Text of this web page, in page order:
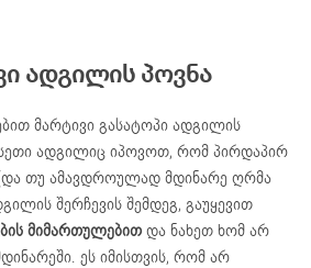
ადგილის პოვნა
მარტივი გასატოპი ადგილის
ადგილიც იპოვოთ, რომ პირდაპირ
თუ ამავდროულად მდინარე ღრმა
შერჩევის შემდეგ, გაუყევით
მიმართულებით და ნახეთ ხომ არ
ეს იმისთვის, რომ არ